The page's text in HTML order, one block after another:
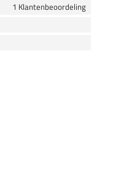
1 Klantenbeoordeling